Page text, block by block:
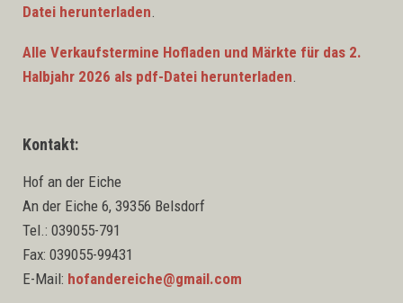
Datei herunterladen.
Alle Verkaufstermine Hofladen und Märkte für das 2.
Halbjahr 2026 als pdf-Datei herunterladen.
Kontakt:
Hof an der Eiche
An der Eiche 6, 39356 Belsdorf
Tel.: 039055-791
Fax: 039055-99431
E-Mail: hofandereiche@gmail.com